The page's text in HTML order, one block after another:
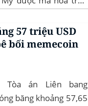
cầu mức đầu tư tối
bằng...
57 triệu USD
bối memecoin
Tòa án Liên bang
băng khoảng 57,65